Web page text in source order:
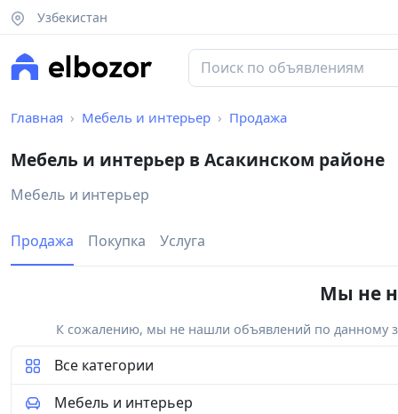
Узбекистан
Главная Мебель и интерьер Продажа
Мебель и интерьер в Асакинском районе
Мебель и интерьер
Продажа Покупка Услуга
Мы не
К сожалению, мы не нашли объявлений по данному
Все категории
Мебель и интерьер